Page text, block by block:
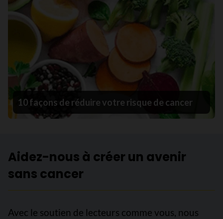
10 façons de réduire votre risque de cancer
Aidez-nous à créer un avenir
sans cancer
Avec le soutien de lecteurs comme vous, nous